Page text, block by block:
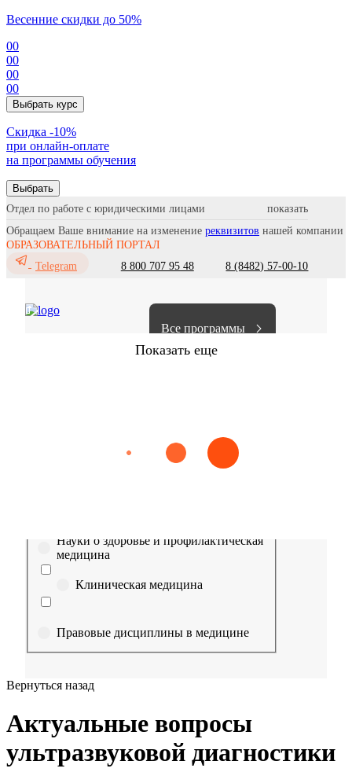
Весенние скидки до 50%
00
00
00
00
Выбрать курс
Cкидка -10%
при онлайн-оплате
на программы обучения
Выбрать
Отдел по работе с юридическими лицами
Обращаем Ваше внимание на изменение реквизитов нашей компании
ОБРАЗОВАТЕЛЬНЫЙ ПОРТАЛ
Telegram
8 800 707 95 48 8 (8482) 57-00-10
Все программы
Показать еще
Эпидемиология Медицинская помощь
Выберите направление
Науки о здоровье и профилактическая
медицина
Клиническая медицина
Правовые дисциплины в медицине
медицине
Вернуться назад
Актуальные вопросы
ультразвуковой диагностики